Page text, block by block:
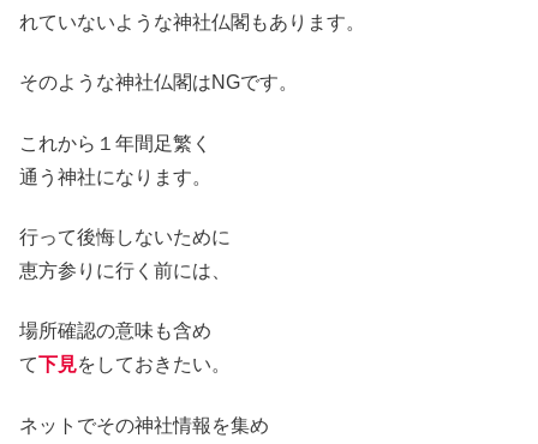
れていないような神社仏閣もあります。
そのような神社仏閣はNGです。
これから１年間足繁く
通う神社になります。
行って後悔しないために
恵方参りに行く前には、
場所確認の意味も含め
て下見をしておきたい。
ネットでその神社情報を集め